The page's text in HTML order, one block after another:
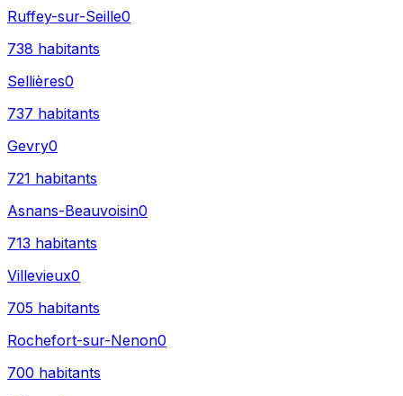
Ruffey-sur-Seille0
738 habitants
Sellières0
737 habitants
Gevry0
721 habitants
Asnans-Beauvoisin0
713 habitants
Villevieux0
705 habitants
Rochefort-sur-Nenon0
700 habitants